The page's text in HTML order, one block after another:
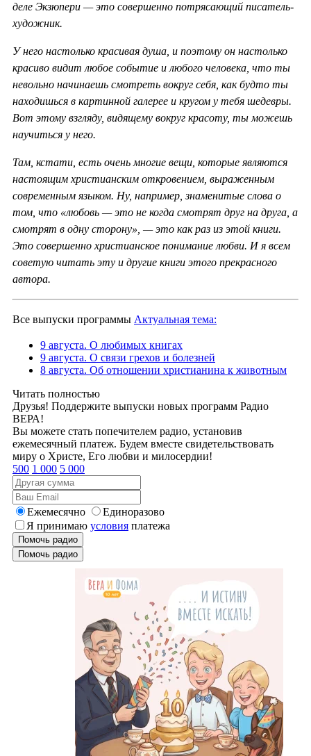
деле Экзюпери — это совершенно потрясающий писатель-
художник.
У него настолько красивая душа, и поэтому он настолько
красиво видит любое событие и любого человека, что ты
невольно начинаешь смотреть вокруг себя, как будто ты
находишься в картинной галерее и кругом у тебя шедевры.
Вот этому взгляду, видящему вокруг красоту, ты можешь
научиться у него.
Там, кстати, есть очень многие вещи, которые являются
настоящим христианским откровением, выраженным
современным языком. Ну, например, знаменитые слова о
том, что «любовь — это не когда смотрят друг на друга, а
смотрят в одну сторону», — это как раз из этой книги.
Это совершенно христианское понимание любви. И я всем
советую читать эту и другие книги этого прекрасного
автора.
Все выпуски программы Актуальная тема:
9 августа. О любимых книгах
9 августа. О связи грехов и болезней
8 августа. Об отношении христианина к животным
Читать полностью
Друзья! Поддержите выпуски новых программ Радио
ВЕРА!
Вы можете стать попечителем радио, установив
ежемесячный платеж. Будем вместе свидетельствовать
миру о Христе, Его любви и милосердии!
500 1 000 5 000
Ежемесячно
Единоразово
Я принимаю условия платежа
Помочь радио
Помочь радио